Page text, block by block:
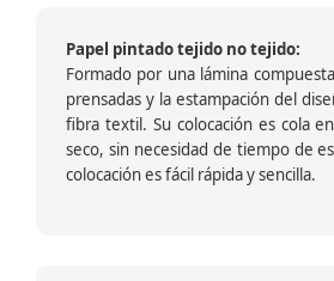
Papel pintado tejido no tejido:
Formado por una lámina
prensadas y la estampación del
fibra textil. Su colocación es cola
seco, sin necesidad de tiempo de
colocación es fácil rápida y sencilla.